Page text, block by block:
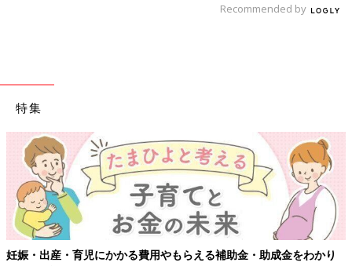
Recommended by
特集
費用やもらえる補助金・助成金をわかり
【ワクチン接種できる